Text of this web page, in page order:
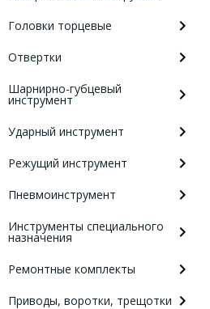
Головки торцевые
Отвертки
Шарнирно-губцевый
инструмент
Ударный инструмент
Режущий инструмент
Пневмоинструмент
Инструменты специального
назначения
Ремонтные комплекты
Приводы, воротки, трещотки